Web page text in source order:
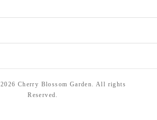
2026 Cherry Blossom Garden. All rights
Reserved.